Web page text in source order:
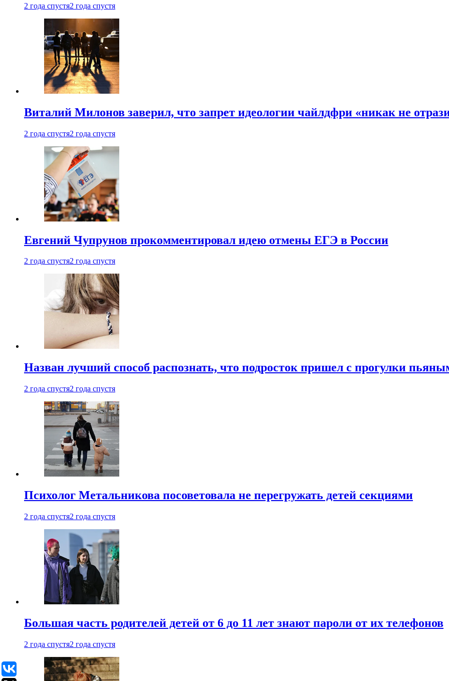
2 года спустя2 года спустя
Виталий Милонов заверил, что запрет идеологии чайлдфри «никак не
2 года спустя2 года спустя
Евгений Чупрунов прокомментировал идею отмены ЕГЭ в России
2 года спустя2 года спустя
Назван лучший способ распознать, что подросток пришел с прогулки
2 года спустя2 года спустя
Психолог Метальникова посоветовала не перегружать детей секциями
2 года спустя2 года спустя
Большая часть родителей детей от 6 до 11 лет знают пароли от их телефонов
2 года спустя2 года спустя